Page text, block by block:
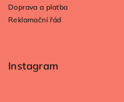
Doprava a platba
Reklamační řád
Instagram